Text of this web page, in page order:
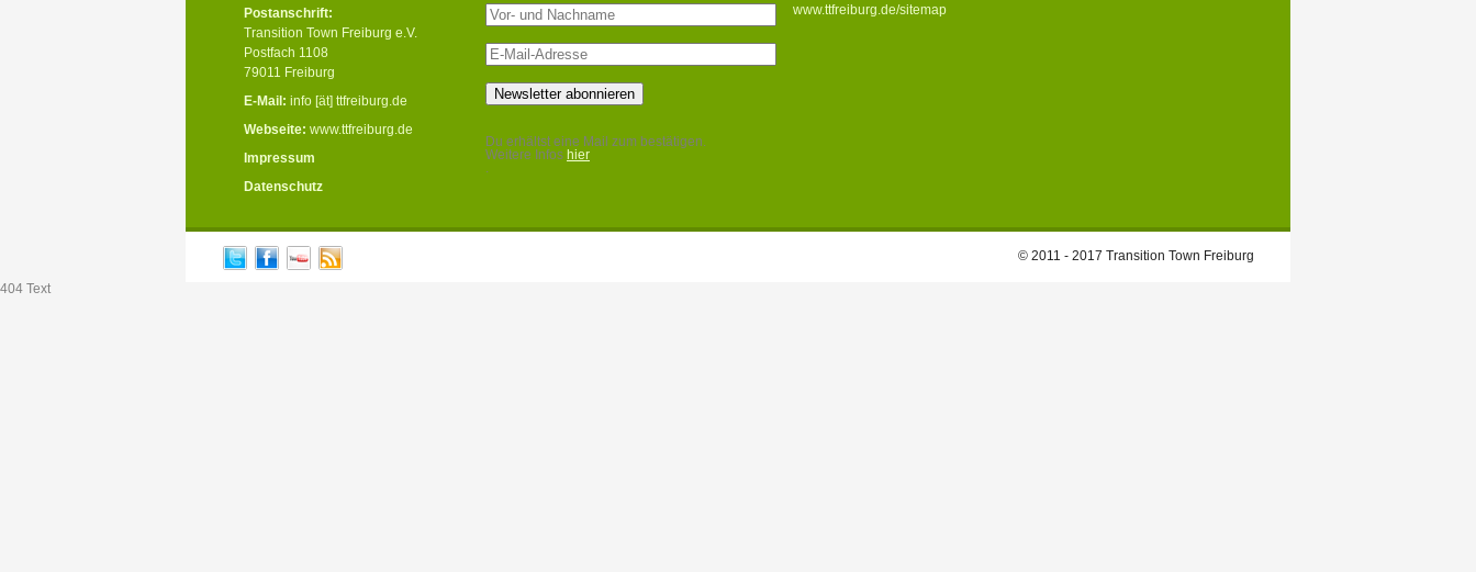
Postanschrift:
Transition Town Freiburg e.V.
Postfach 1108
79011 Freiburg
E-Mail: info [ät] ttfreiburg.de
Webseite: www.ttfreiburg.de
Impressum
Datenschutz
Du erhältst eine Mail zum bestätigen.
Weitere Infos hier
.
www.ttfreiburg.de/sitemap
© 2011 - 2017 Transition Town Freiburg
404 Text